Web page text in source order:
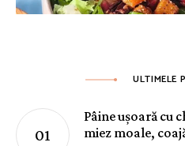
ULTIMELE
Pâine ușoară cu
miez moale,